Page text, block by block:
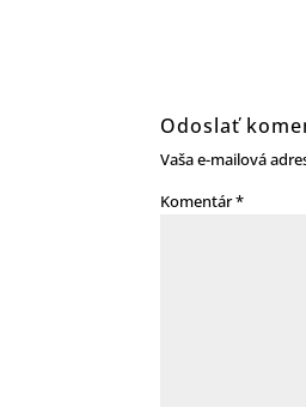
Odoslať
Vaša e-mailová
Komentár*